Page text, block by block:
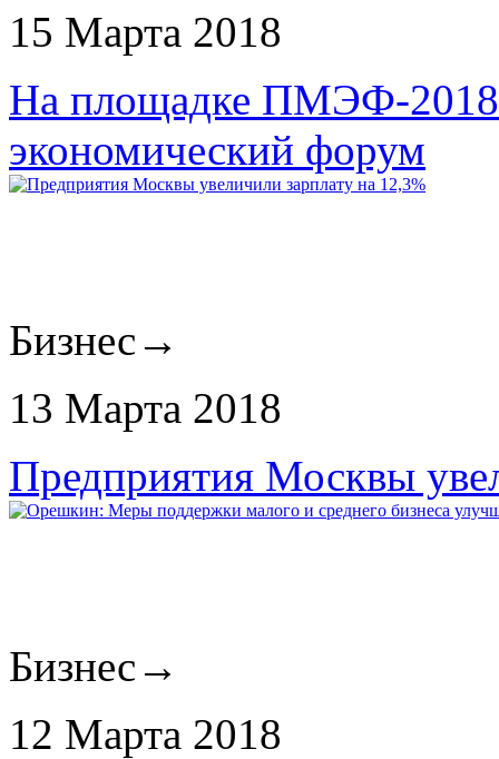
15 Марта 2018
На площадке ПМЭФ-
экономический форум
Бизнес →
13 Марта 2018
Предприятия Москвы
Бизнес →
12 Марта 2018